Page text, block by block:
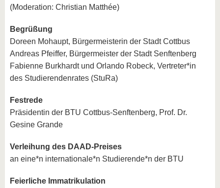
(Moderation: Christian Matthée)
Begrüßung
Doreen Mohaupt, Bürgermeisterin der Stadt Cottbus
Andreas Pfeiffer, Bürgermeister der Stadt Senftenberg
Fabienne Burkhardt und Orlando Robeck, Vertreter*in
des Studierendenrates (StuRa)
Festrede
Präsidentin der BTU Cottbus-Senftenberg, Prof. Dr.
Gesine Grande
Verleihung des DAAD-Preises
an eine*n internationale*n Studierende*n der BTU
Feierliche Immatrikulation